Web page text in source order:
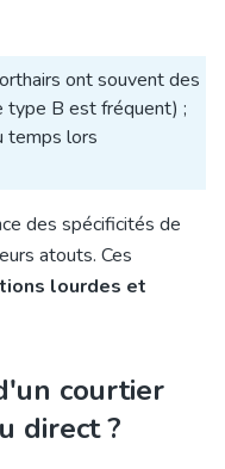
ont souvent des
type B est fréquent) ;
temps lors
des spécificités de
atouts. Ces
lourdes et
courtier
direct ?